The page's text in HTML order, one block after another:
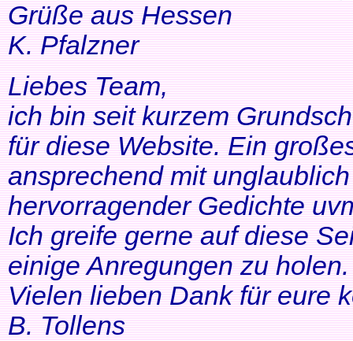
Grüße aus Hessen
K. Pfalzner
Liebes Team,
ich bin seit kurzem
für diese Website. Ein
ansprechend mit
hervorragender Gedichte
Ich greife gerne auf diese
einige Anregungen zu
Vielen lieben Dank für eure
B. Tollens